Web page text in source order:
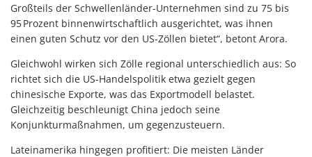
Großteils der Schwellenländer-Unternehmen sind zu 75 bis
95 Prozent binnenwirtschaftlich ausgerichtet, was ihnen
einen guten Schutz vor den US-Zöllen bietet“, betont Arora.
Gleichwohl wirken sich Zölle regional unterschiedlich aus: So
richtet sich die US-Handelspolitik etwa gezielt gegen
chinesische Exporte, was das Exportmodell belastet.
Gleichzeitig beschleunigt China jedoch seine
Konjunkturmaßnahmen, um gegenzusteuern.
Lateinamerika hingegen profitiert: Die meisten Länder